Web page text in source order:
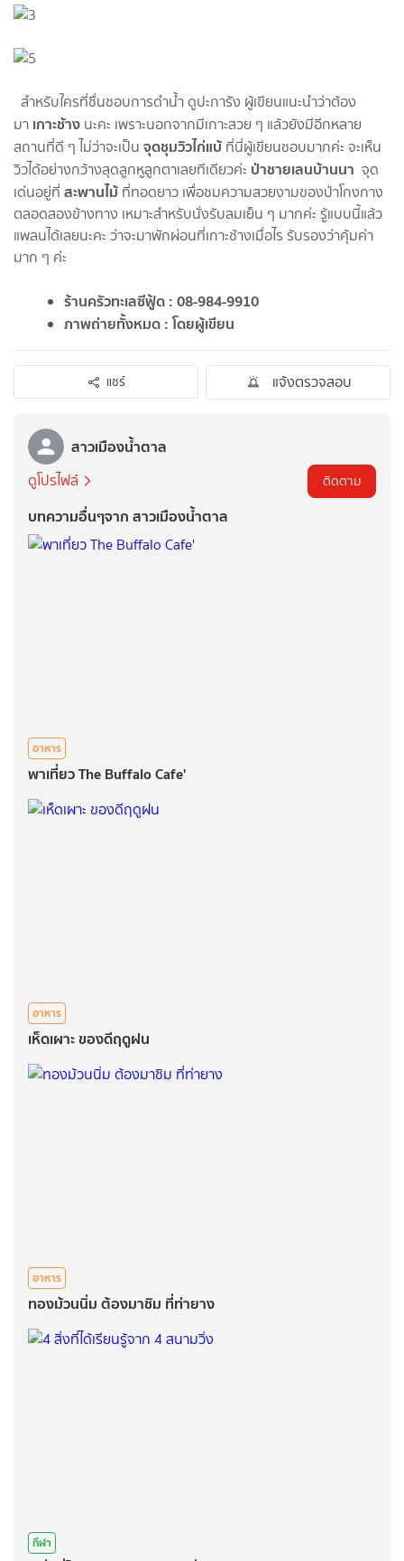
สำหรับใครที่ชื่นชอบการดำน้ำ ดูปะการัง ผู้เขียนแนะนำว่าต้อง
มา เกาะช้าง นะคะ เพราะนอกจากมีเกาะสวย ๆ แล้วยังมีอีกหลาย
สถานที่ดี ๆ ไม่ว่าจะเป็น จุดชุมวิวไก่แบ้ ที่นี่ผู้เขียนชอบมากค่ะ จะเห็น
วิวได้อย่างกว้างสุดลูกหูลูกตาเลยทีเดียวค่ะ ป่าชายเลนบ้านนา จุด
เด่นอยู่ที่ สะพานไม้ ที่ทอดยาว เพื่อชมความสวยงามของป่าโกงกาง
ตลอดสองข้างทาง เหมาะสำหรับนั่งรับลมเย็น ๆ มากค่ะ รู้แบบนี้แล้ว
แพลนได้เลยนะคะ ว่าจะมาพักผ่อนที่เกาะช้างเมื่อไร รับรองว่าคุ้มค่า
มาก ๆ ค่ะ
ร้านครัวทะเลซีฟู้ด : 08-984-9910
ภาพถ่ายทั้งหมด : โดยผู้เขียน
แชร์ แจ้งตรวจสอบ
สาวเมืองน้ำตาล
ดูโปรไฟล์ ติดตาม
บทความอื่นๆจาก สาวเมืองน้ำตาล
อาหาร
พาเที่ยว The Buffalo Cafe'
อาหาร
เห็ดเผาะ ของดีฤดูฝน
อาหาร
ทองม้วนนิ่ม ต้องมาชิม ที่ท่ายาง
กีฬา